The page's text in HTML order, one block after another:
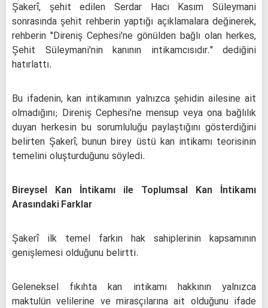
Şakerî, şehit edilen Serdar Hacı Kasım Süleymani
sonrasında şehit rehberin yaptığı açıklamalara değinerek,
rehberin "Direniş Cephesi'ne gönülden bağlı olan herkes,
Şehit Süleymani'nin kanının intikamcısıdır." dediğini
hatırlattı.
Bu ifadenin, kan intikamının yalnızca şehidin ailesine ait
olmadığını; Direniş Cephesi'ne mensup veya ona bağlılık
duyan herkesin bu sorumluluğu paylaştığını gösterdiğini
belirten Şakerî, bunun birey üstü kan intikamı teorisinin
temelini oluşturduğunu söyledi.
Bireysel Kan İntikamı ile Toplumsal Kan İntikamı
Arasındaki Farklar
Şakerî ilk temel farkın hak sahiplerinin kapsamının
genişlemesi olduğunu belirtti.
Geleneksel fıkıhta kan intikamı hakkının yalnızca
maktulün velilerine ve mirasçılarına ait olduğunu ifade